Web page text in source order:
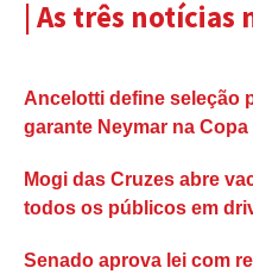
| As três notícias
Ancelotti define seleção
garante Neymar na Copa
Mogi das Cruzes abre
todos os públicos em
Senado aprova lei com